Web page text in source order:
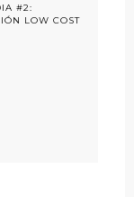
#2:
LOW COST